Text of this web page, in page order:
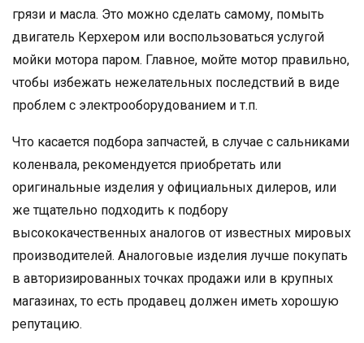
грязи и масла. Это можно сделать самому, помыть
двигатель Керхером или воспользоваться услугой
мойки мотора паром. Главное, мойте мотор правильно,
чтобы избежать нежелательных последствий в виде
проблем с электрооборудованием и т.п.
Что касается подбора запчастей, в случае с сальниками
коленвала, рекомендуется приобретать или
оригинальные изделия у официальных дилеров, или
же тщательно подходить к подбору
высококачественных аналогов от известных мировых
производителей. Аналоговые изделия лучше покупать
в авторизированных точках продажи или в крупных
магазинах, то есть продавец должен иметь хорошую
репутацию.